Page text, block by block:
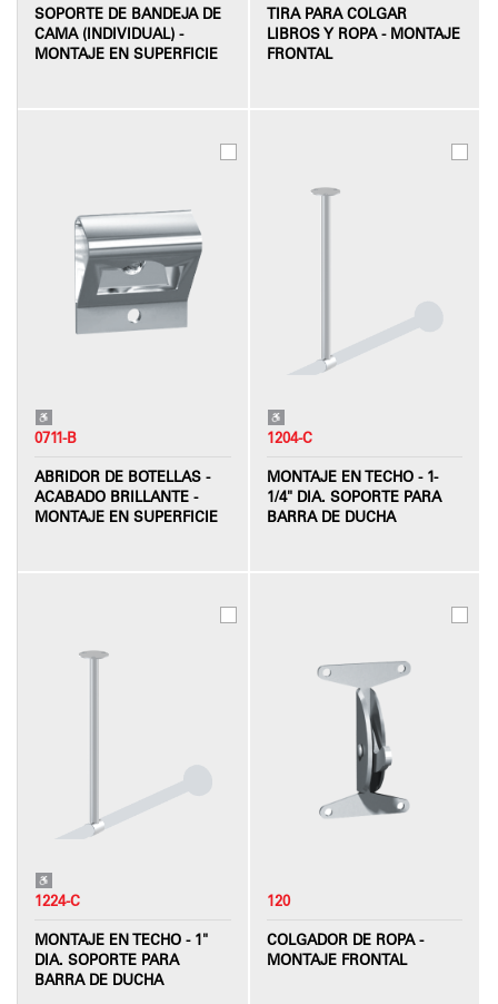
SOPORTE DE BANDEJA DE
CAMA (INDIVIDUAL) -
MONTAJE EN SUPERFICIE
TIRA PARA COLGAR
LIBROS Y ROPA - MONTAJE
FRONTAL
0711-B
ABRIDOR DE BOTELLAS -
ACABADO BRILLANTE -
MONTAJE EN SUPERFICIE
1204-C
MONTAJE EN TECHO - 1-
1/4" DIA. SOPORTE PARA
BARRA DE DUCHA
1224-C
MONTAJE EN TECHO - 1"
DIA. SOPORTE PARA
BARRA DE DUCHA
120
COLGADOR DE ROPA -
MONTAJE FRONTAL